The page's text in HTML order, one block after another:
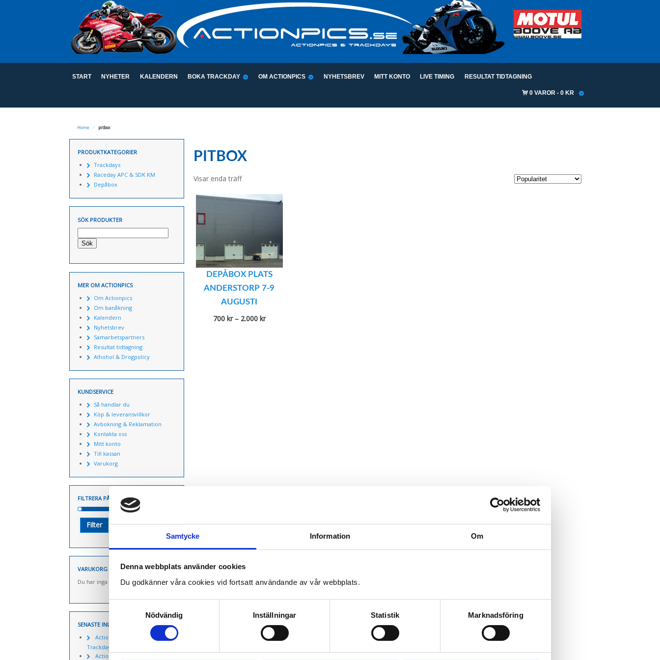
Samtycke Information Om
Denna webbplats använder cookies
Du godkänner våra cookies vid fortsatt användande av vår webbplats.
Samtyckesval
Nödvändig
Inställningar Statistik Marknadsföring
START NYHETER KALENDERN BOKA TRACKDAY OM ACTIONPICS NYHETSBREV MITT KONTO LIVE TIMING RESULTAT TIDTAGNING
0 VAROR 0 KR
Home / pitbox
PITBOX
Visar enda träff
DEPÅBOX PLATS
ANDERSTORP 7-9
AUGUSTI
700 kr – 2.000 krPrisintervall:
PRODUKTKATEGORIER
Trackdays
Raceday APC & SDK KM
Depåbox
SÖK PRODUKTER
Sök
MER OM ACTIONPICS
Om Actionpics
Om banåkning
Kalendern
Nyhetsbrev
Samarbetspartners
Resultat tidtagning
Alhohol & Drogpolicy
KUNDSERVICE
Så handlar du
Köp & leveransvillkor
Avbokning & Reklamation
Kontakta oss
Mitt konto
Till kassan
Varukorg
FILTRERA PÅ PRIS
Filter
VARUKORG
Du har inga produkter i varukorgen.
SENASTE INLÄGGEN
Actionpics 20 mars 2026 –
Trackday Alliance säsongen 2026
Actionpics nyheter 27